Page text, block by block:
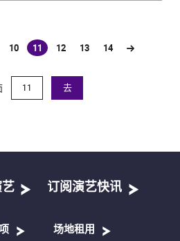
10 11
(current)
12 13 14
去
艺 订阅演艺快讯
场地租用